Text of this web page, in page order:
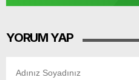
YORUM YAP